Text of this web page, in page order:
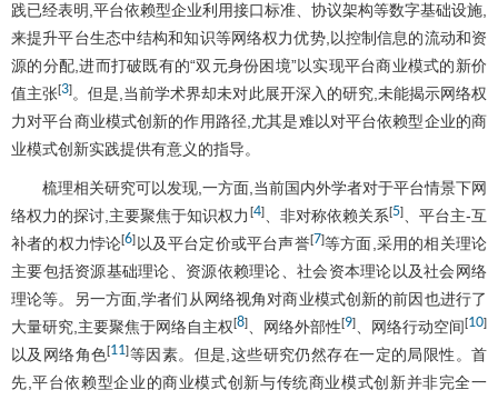
践已经表明,平台依赖型企业利用接口标准、协议架构等数字基础设施,
来提升平台生态中结构和知识等网络权力优势,以控制信息的流动和资
源的分配,进而打破既有的“双元身份困境”以实现平台商业模式的新价
值主张[3]。但是,当前学术界却未对此展开深入的研究,未能揭示网络权
力对平台商业模式创新的作用路径,尤其是难以对平台依赖型企业的商
业模式创新实践提供有意义的指导。
梳理相关研究可以发现,一方面,当前国内外学者对于平台情景下网
络权力的探讨,主要聚焦于知识权力 [4]、非对称依赖关系[5]、平台主-互
补者的权力悖论[6] 以及平台定价或平台声誉[7]等方面,采用的相关理论
主要包括资源基础理论、资源依赖理论、社会资本理论以及社会网络
理论等。另一方面,学者们从网络视角对商业模式创新的前因也进行了
大量研究,主要聚焦于网络自主权[8] 、网络外部性[9] 、网络行动空间[10]
以及网络角色[11]等因素。但是,这些研究仍然存在一定的局限性。首
先,平台依赖型企业的商业模式创新与传统商业模式创新并非完全一